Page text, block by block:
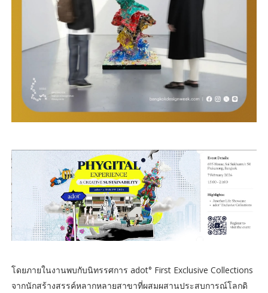
โดยภายในงานพบกับนิทรรศการ adot° First Exclusive Collections
จากนักสร้างสรรค์หลากหลายสาขาที่ผสมผสานประสบการณ์โลกดิ